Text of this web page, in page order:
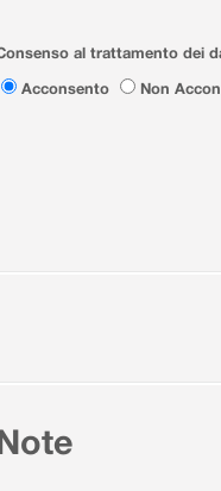
al trattamento dei
Acconsento
Non